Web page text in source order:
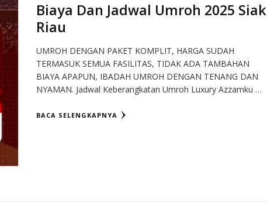
Biaya Dan Jadwal Umroh 2025 Siak
Riau
UMROH DENGAN PAKET KOMPLIT, HARGA SUDAH
TERMASUK SEMUA FASILITAS, TIDAK ADA TAMBAHAN
BIAYA APAPUN, IBADAH UMROH DENGAN TENANG DAN
NYAMAN. Jadwal Keberangkatan Umroh Luxury Azzamku …
BACA SELENGKAPNYA